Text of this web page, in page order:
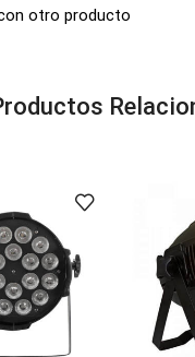
otro producto